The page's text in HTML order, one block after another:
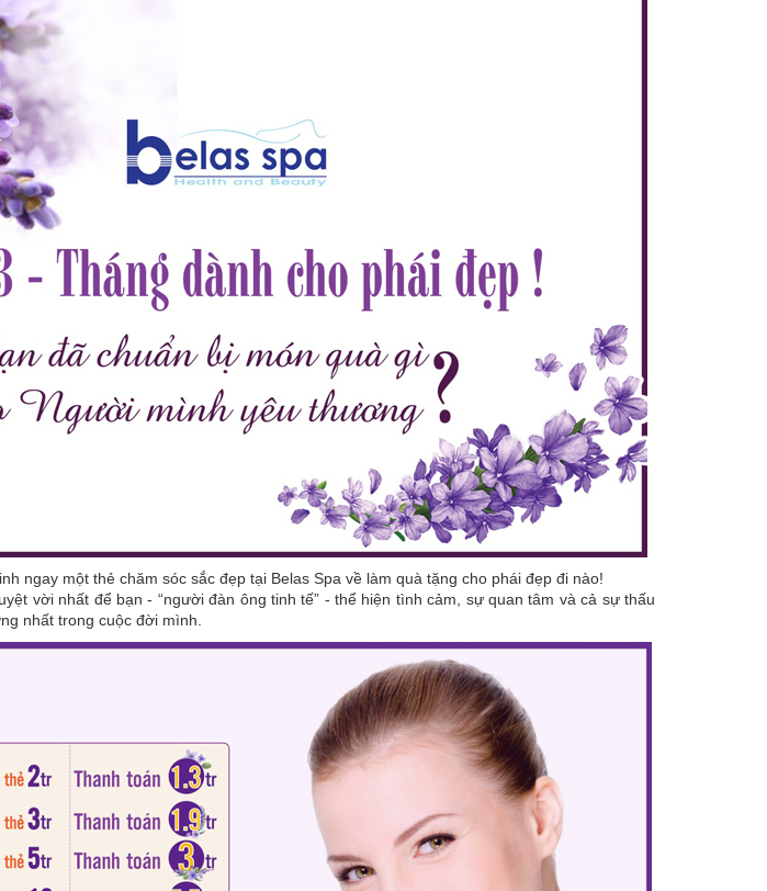
ngay một thẻ chăm sóc sắc đẹp tại Belas Spa về làm quà tặng cho phái đẹp đi nào!
vời nhất để bạn - “người đàn ông tinh tế” - thể hiện tình cảm, sự quan tâm và cả sự thấu
nhất trong cuộc đời mình.